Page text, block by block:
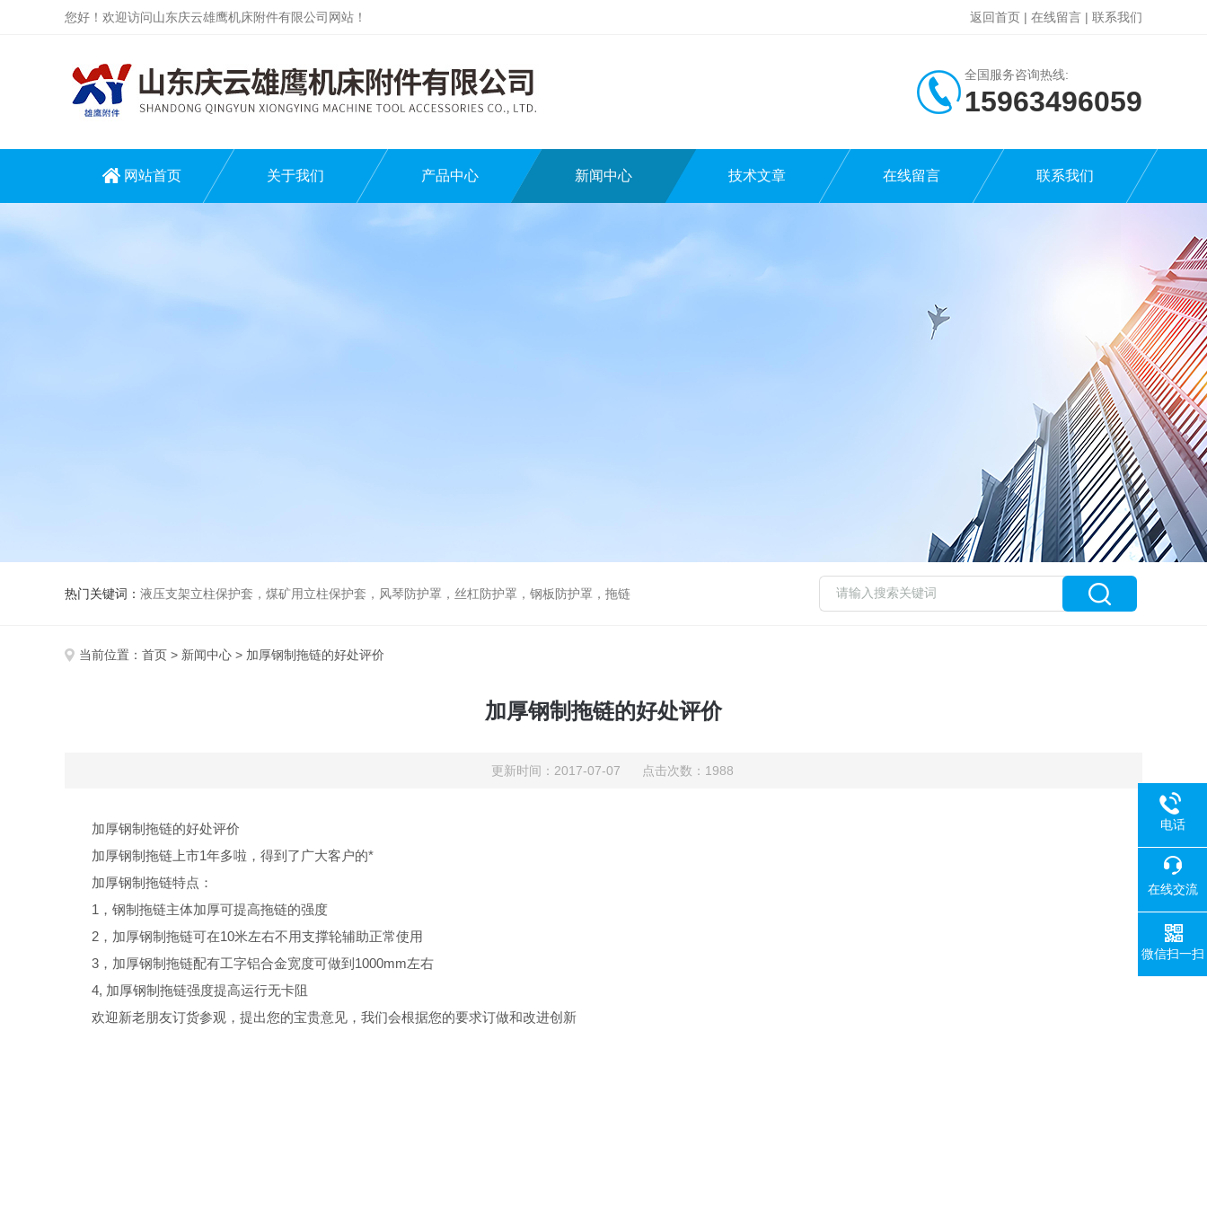
您好！欢迎访问山东庆云雄鹰机床附件有限公司网站！ 返回首页 | 在线留言 | 联系我们
全国服务咨询热线:
15963496059
网站首页 关于我们 产品中心 新闻中心 技术文章 在线留言 联系我们
热门关键词： 液压支架立柱保护套，煤矿用立柱保护套，风琴防护罩，丝杠防护罩，钢板防护罩，拖链
当前位置： 首页 > 新闻中心 > 加厚钢制拖链的好处评价
加厚钢制拖链的好处评价
更新时间：2017-07-07 点击次数：1988
加厚钢制拖链的好处评价
加厚钢制拖链上市1年多啦，得到了广大客户的*
加厚钢制拖链特点：
1，钢制拖链主体加厚可提高拖链的强度
2，加厚钢制拖链可在10米左右不用支撑轮辅助正常使用
3，加厚钢制拖链配有工字铝合金宽度可做到1000mm左右
4, 加厚钢制拖链强度提高运行无卡阻
欢迎新老朋友订货参观，提出您的宝贵意见，我们会根据您的要求订做和改进创新
电话
在线交流
微信扫一扫